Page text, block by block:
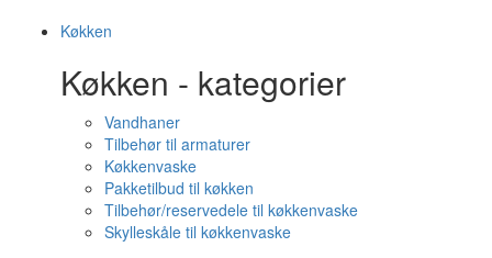
Køkken
Køkken - kategorier
Vandhaner
Tilbehør til armaturer
Køkkenvaske
Pakketilbud til køkken
Tilbehør/reservedele til køkkenvaske
Skylleskåle til køkkenvaske